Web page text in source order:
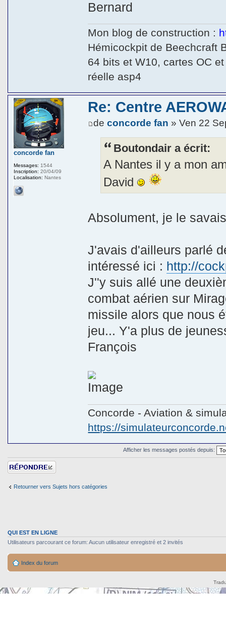
Bernard
Mon blog de construction :
Hémicockpit de Beechcraft
64 bits et W10, cartes OC
réelle asp4
Re: Centre
deconcorde fan » Ven 22
Boutondair a écrit:
A Nantes il y a mon
David
Absolument, je le
J'avais d'ailleurs parlé
intéressé ici : http://
J''y suis allé une
combat aérien sur
missile alors que nous
jeu... Y'a plus de
François
Concorde - Aviation &
https://
concorde fan
Messages: 1544
Inscription: 20/04/09
Localisation: Nantes
Afficher les messages postés depuis:
Répondre
Retourner vers Sujets hors catégories
QUI EST EN LIGNE
Utilisateurs parcourant ce forum: Aucun utilisateur enregistré et 2 invités
Index du forum